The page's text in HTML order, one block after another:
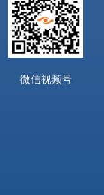
微信视频号